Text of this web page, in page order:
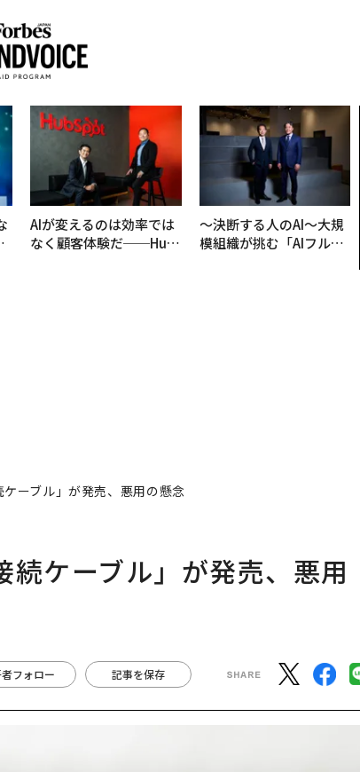
AIが変えるのは効率では
なく顧客体験だ──Hub
〜決断する人のAI〜大規
模組織が挑む「AIフル実
ーブル」が発売、悪用の懸念
ケーブル」が発売、悪用
フォロー 記事を保存